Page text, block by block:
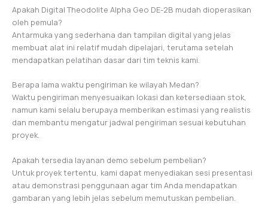
Apakah Digital Theodolite Alpha Geo DE-2B mudah dioperasikan
oleh pemula?
Antarmuka yang sederhana dan tampilan digital yang jelas
membuat alat ini relatif mudah dipelajari, terutama setelah
mendapatkan pelatihan dasar dari tim teknis kami.
Berapa lama waktu pengiriman ke wilayah Medan?
Waktu pengiriman menyesuaikan lokasi dan ketersediaan stok,
namun kami selalu berupaya memberikan estimasi yang realistis
dan membantu mengatur jadwal pengiriman sesuai kebutuhan
proyek.
Apakah tersedia layanan demo sebelum pembelian?
Untuk proyek tertentu, kami dapat menyediakan sesi presentasi
atau demonstrasi penggunaan agar tim Anda mendapatkan
gambaran yang lebih jelas sebelum memutuskan pembelian.